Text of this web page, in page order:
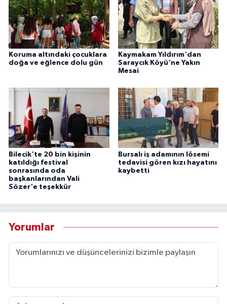
Koruma altındaki çocuklara
doğa ve eğlence dolu gün
Kaymakam Yıldırım'dan
Saraycık Köyü'ne Yakın
Mesai
Bilecik'te 20 bin kişinin
katıldığı festival
sonrasında oda
başkanlarından Vali
Sözer'e teşekkür
Bursalı iş adamının lösemi
tedavisi gören kızı hayatını
kaybetti
Yorumlar